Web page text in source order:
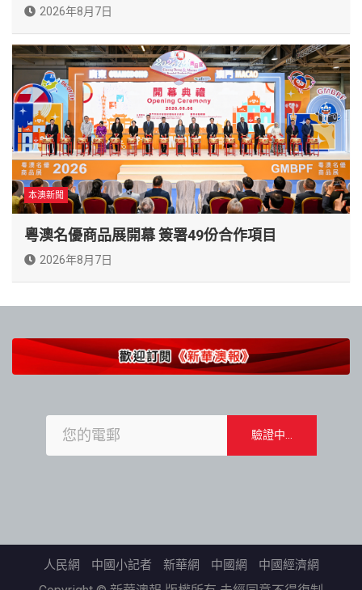
2026年8月7日
本澳新聞
粵澳名優商品展開幕 簽署49份合作項目
2026年8月7日
人民網 中國小記者 新華網 中國網 中國經濟網